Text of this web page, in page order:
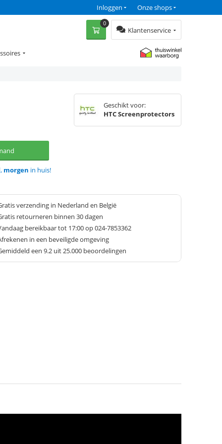
Onze shops
Inloggen
Klantenservice
0
Geschikt voor:
HTC Screenprotectors
morgen in huis!
verzending in Nederland en België
retourneren binnen 30 dagen
bereikbaar tot 17:00 op 024-7853362
in een beveiligde omgeving
een 9.2 uit 25.000 beoordelingen